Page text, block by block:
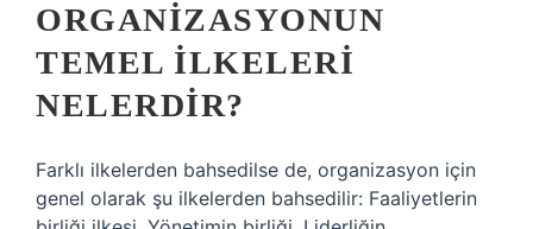
ORGANIZASYONUN
TEMEL ILKELERI
NELERDIR?
Farklı ilkelerden bahsedilse de, organizasyon için
genel olarak şu ilkelerden bahsedilir: Faaliyetlerin